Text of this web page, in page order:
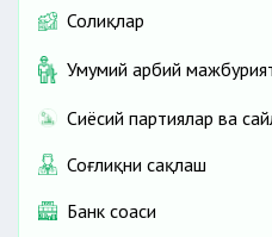
Солиқлар
Умумий ҳарбий
Сиёсий партиялар ва
Соғлиқни сақлаш
Банк соҳаси